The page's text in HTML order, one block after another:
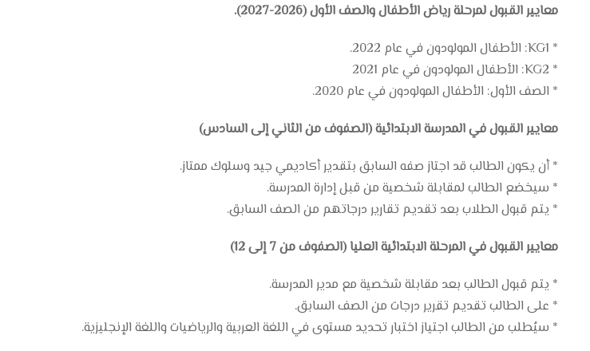
معايير القبول لمرحلة رياض الأطفال والصف الأول (2026-2027).
* KG1: الأطفال المولودون في عام 2022.
* KG2: الأطفال المولودون في عام 2021
* الصف الأول: الأطفال المولودون في عام 2020.
معايير القبول في المدرسة الابتدائية (الصفوف من الثاني إلى السادس)
* أن يكون الطالب قد اجتاز صفه السابق بتقدير أكاديمي جيد وسلوك ممتاز.
* سيخضع الطالب لمقابلة شخصية من قبل إدارة المدرسة.
* يتم قبول الطلاب بعد تقديم تقارير درجاتهم من الصف السابق.
معايير القبول في المرحلة الابتدائية العليا (الصفوف من 7 إلى 12)
* يتم قبول الطالب بعد مقابلة شخصية مع مدير المدرسة.
* على الطالب تقديم تقرير درجات من الصف السابق.
* سيُطلب من الطالب اجتياز اختبار تحديد مستوى في اللغة العربية والرياضيات واللغة الإنجليزية.